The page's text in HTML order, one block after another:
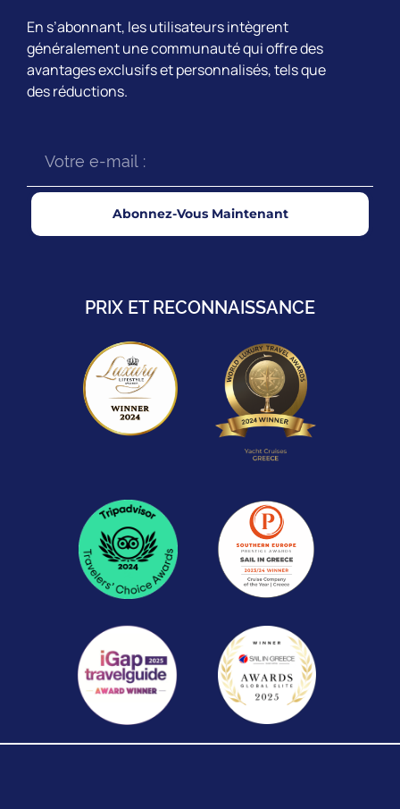
En s’abonnant, les utilisateurs intègrent
généralement une communauté qui offre des
avantages exclusifs et personnalisés, tels que
des réductions.
Abonnez-Vous Maintenant
PRIX ET RECONNAISSANCE